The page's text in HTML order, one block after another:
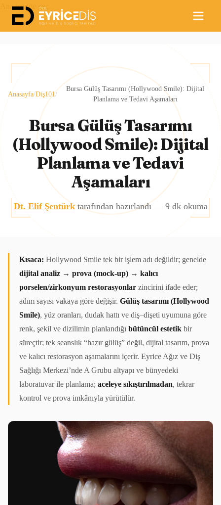
Ana içeriğe geç
Anasayfa/Diş101/
Bursa Gülüş Tasarımı (Hollywood Smile): Dijital
Planlama ve Tedavi Aşamaları
Bursa Gülüş Tasarımı
(Hollywood Smile): Dijital
Planlama ve Tedavi
Aşamaları
Dt. Elif Şentürk tarafından hazırlandı — 9dk okuma
Kısaca: Hollywood Smile tek bir işlem adı değildir; genelde
dijital analiz → prova (mock-up) → kalıcı
porselen/zirkonyum restorasyonlar zincirini ifade eder;
adım sayısı vakaya göre değişir. Gülüş tasarımı (Hollywood
Smile), yüz oranları, dudak hattı ve diş–dişeti uyumuna göre
renk, şekil ve dizilimin planlandığı bütüncül estetik bir
süreçtir; tek seanslık “hazır gülüş” değil, dijital tasarım, prova
ve kalıcı restorasyon aşamalarını içerir. Eyrice Ağız ve Diş
Sağlığı Merkezi’nde A Grubu altyapı ve bünyedeki
laboratuvar ile planlama; aceleye sıkıştırılmadan, tekrar
kontrol ve prova imkânıyla yürütülür.